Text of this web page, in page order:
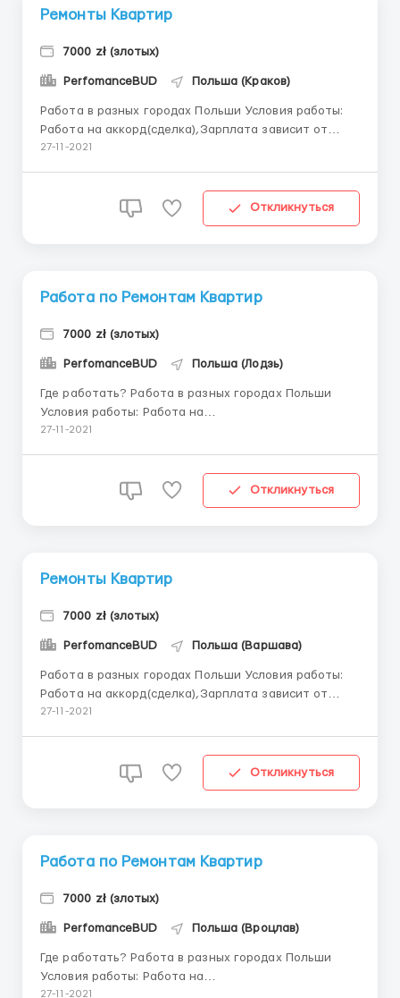
Ремонты Квартир
7000 zł (злотых)
PerfomanceBUD Польша (Краков)
Работа в разных городах Польши Условия работы:
Работа на аккорд(сделка),Зарплата зависит от
выполненного объёма работ,в среднем,5000-7000
предоставляем и оплачиваем,проживание в хороших
27-11-2021
Откликнуться
Работа по Ремонтам Квартир
7000 zł (злотых)
PerfomanceBUD Польша (Лодзь)
Где работать? Работа в разных городах Польши
Условия работы: Работа на
аккорд(сделка),Зарплата зависит от выполненного
Ремонт квартир; Внутренняя отделка Проживание:
27-11-2021
Откликнуться
Ремонты Квартир
7000 zł (злотых)
PerfomanceBUD Польша (Варшава)
Работа в разных городах Польши Условия работы:
Работа на аккорд(сделка),Зарплата зависит от
выполненного объёма работ,в среднем,5000-7000
предоставляем и оплачиваем,проживание в хороших
27-11-2021
Откликнуться
Работа по Ремонтам Квартир
7000 zł (злотых)
PerfomanceBUD Польша (Вроцлав)
Где работать? Работа в разных городах Польши
Условия работы: Работа на
аккорд(сделка),Зарплата зависит от выполненного
27-11-2021